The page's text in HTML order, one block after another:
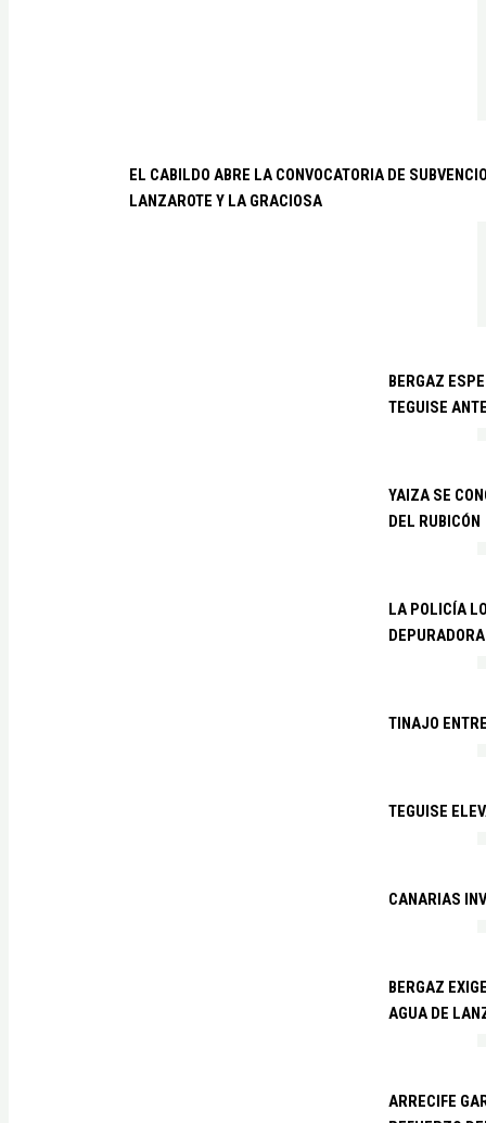
EL CABILDO ABRE LA CONVOCATORIA DE
LANZAROTE Y LA GRACIOSA
BERGAZ
TEGUISE
YAIZA SE
DEL RUBICÓN
LA POLICÍA
TINAJO
TEGUISE
CANARIAS
BERGAZ
AGUA DE
ARRECIFE